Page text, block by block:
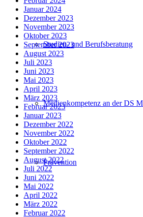
Studien- und Berufsberatung
Medienkompetenz an der DS
Prävention
Januar 2024
Dezember 2023
November 2023
Oktober 2023
September 2023
August 2023
Juli 2023
Juni 2023
Mai 2023
April 2023
März 2023
Februar 2023
Januar 2023
Dezember 2022
November 2022
Oktober 2022
September 2022
August 2022
Juli 2022
Juni 2022
Mai 2022
April 2022
März 2022
Februar 2022